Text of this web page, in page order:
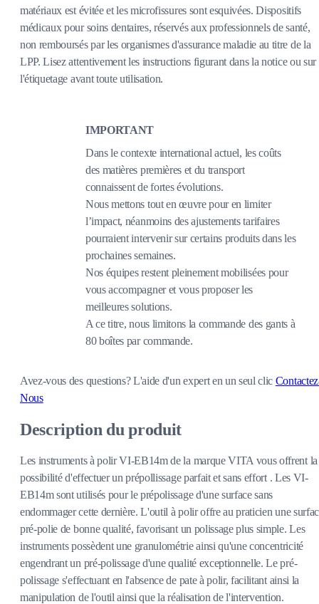
matériaux est évitée et les microfissures sont esquivées. Dispositifs
médicaux pour soins dentaires, réservés aux professionnels de santé,
non remboursés par les organismes d'assurance maladie au titre de la
LPP. Lisez attentivement les instructions figurant dans la notice ou sur
l'étiquetage avant toute utilisation.
IMPORTANT
Dans le contexte international actuel, les coûts
des matières premières et du transport
connaissent de fortes évolutions.
Nous mettons tout en œuvre pour en limiter
l’impact, néanmoins des ajustements tarifaires
pourraient intervenir sur certains produits dans les
prochaines semaines.
Nos équipes restent pleinement mobilisées pour
vous accompagner et vous proposer les
meilleures solutions.
A ce titre, nous limitons la commande des gants à
80 boîtes par commande.
Avez-vous des questions?L'aide d'un expert en un seul clic
Nous
Description du produit
Les instruments à polir VI-EB14m de la marque VITA vous offrent la
possibilité d'effectuer un prépollissage parfait et sans effort . Les VI-
EB14m sont utilisés pour le prépolissage d'une surface sans
endommager cette dernière. L'outil à polir offre au praticien une
pré-polie de bonne qualité, favorisant un polissage plus simple. Les
instruments possèdent une granulométrie ainsi qu'une concentricité
engendrant un pré-polissage d'une qualité exceptionnelle. Le pré-
polissage s'effectuant en l'absence de pate à polir, facilitant ainsi la
manipulation de l'outil ainsi que la réalisation de l'intervention.